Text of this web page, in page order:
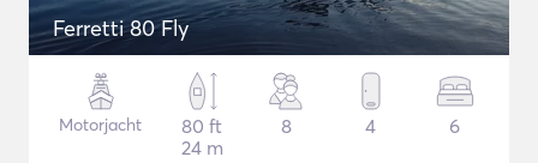
Ferretti 80 Fly
Motorjacht
80 ft
24 m
8 4 6